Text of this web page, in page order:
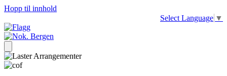
Hopp til innhold
Select Language ▼